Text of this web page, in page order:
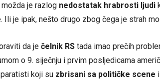
je razlog nedostatak hrabrosti ljudi
Ili je ipak, nešto drugo zbog čega je strah
da je čelnik RS tada imao prečih
o 9. siječnju i prvim posljedicama
koji su zbrisani sa političke scene